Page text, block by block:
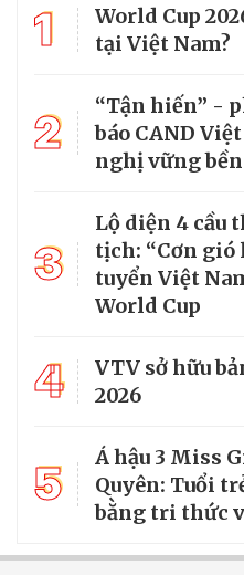
1
World Cup
tại Việt Nam?
2
“Tận hiến” -
báo CAND
nghị vững
3
Lộ diện 4 cầu
tịch: “Cơn gió
tuyển Việt
World Cup
4
VTV sở hữu
2026
5
Á hậu 3 Miss
Quyên: Tuổi
bằng tri thức